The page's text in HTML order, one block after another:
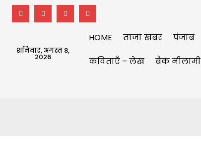
शनिवार, अगस्त 8,
2026
HOME ताजा खबर पंजाब
कविताएँ – लेख बैंक नीलामी